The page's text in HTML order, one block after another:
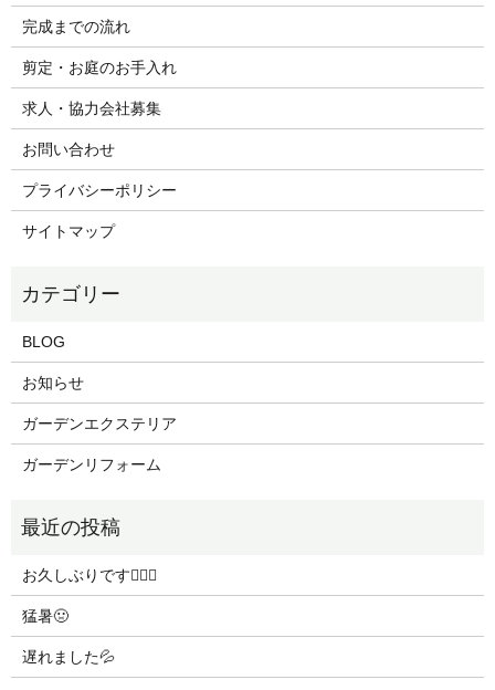
完成までの流れ
剪定・お庭のお手入れ
求人・協力会社募集
お問い合わせ
プライバシーポリシー
サイトマップ
BLOG
お知らせ
ガーデンエクステリア
ガーデンリフォーム
お久しぶりです🙇🏻‍♀️
猛暑🤢
遅れました💦